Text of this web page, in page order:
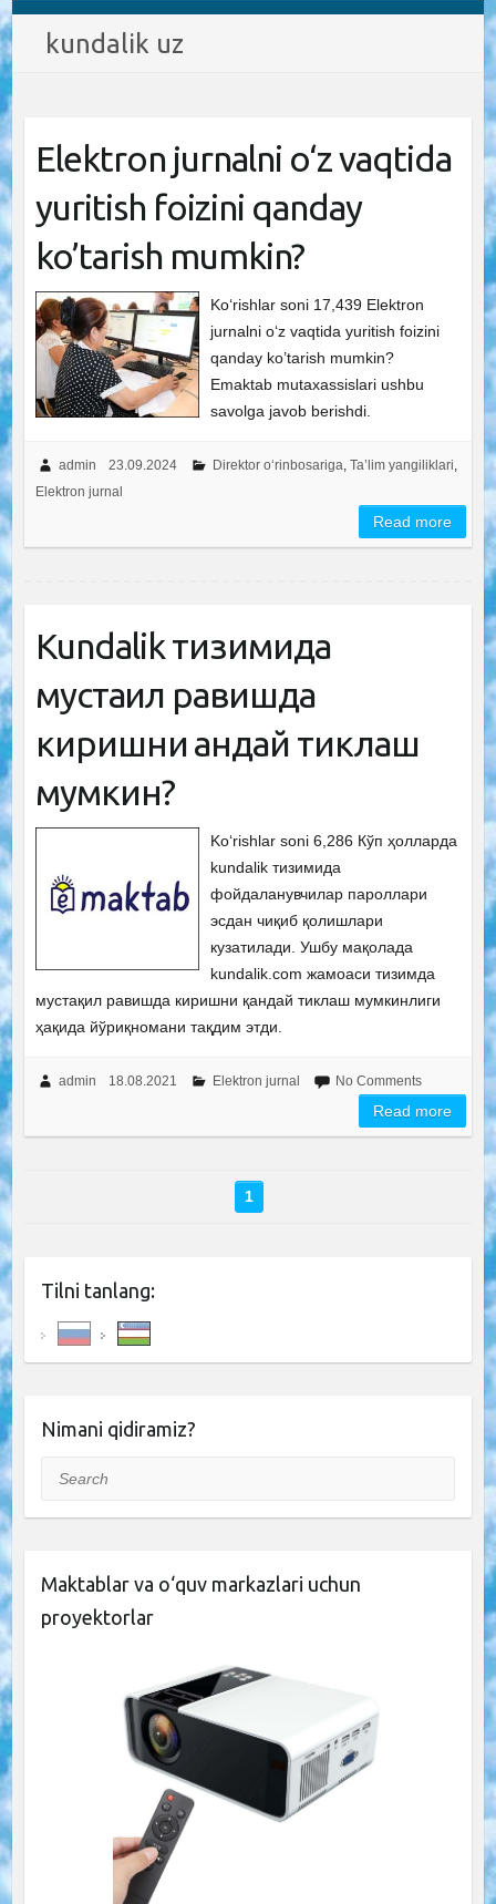
kundalik uz
Elektron jurnalni o‘z vaqtida
yuritish foizini qanday
ko’tarish mumkin?
Ko‘rishlar soni 17,439 Elektron
jurnalni o‘z vaqtida yuritish foizini
qanday ko’tarish mumkin?
Emaktab mutaxassislari ushbu
savolga javob berishdi.
admin 23.09.2024 Direktor o‘rinbosariga, Ta’lim yangiliklari,
Elektron jurnal
Read more
Kundalik тизимида
мустақил равишда
киришни қандай тиклаш
мумкин?
Ko‘rishlar soni 6,286 Кўп ҳолларда
kundalik тизимида
фойдаланувчилар пароллари
эсдан чиқиб қолишлари
кузатилади. Ушбу мақолада
kundalik.com жамоаси тизимда
мустақил равишда киришни қандай тиклаш мумкинлиги
ҳақида йўриқномани тақдим этди.
admin 18.08.2021 Elektron jurnal No Comments
Read more
1
Tilni tanlang:
Nimani qidiramiz?
Search
Maktablar va o‘quv markazlari uchun
proyektorlar